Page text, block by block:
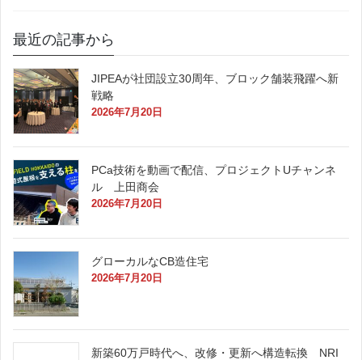
最近の記事から
JIPEAが社団設立30周年、ブロック舗装飛躍へ新
戦略
2026年7月20日
PCa技術を動画で配信、プロジェクトUチャンネ
ル 上田商会
2026年7月20日
グローカルなCB造住宅
2026年7月20日
新築60万戸時代へ、改修・更新へ構造転換 NRI